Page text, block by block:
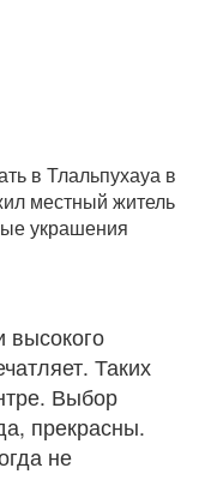
в Тлальпухауа в
местный житель
украшения
высокого
Таких
Выбор
прекрасны.
не